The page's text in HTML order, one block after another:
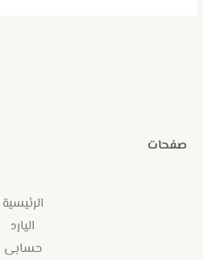
صفحات
الرئيسية
اليارد
حسابى